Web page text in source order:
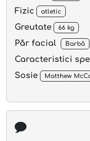
Fizic atletic
Greutate 66 kg
Păr facial Barbă
Caracteristici
Sosie Matthew